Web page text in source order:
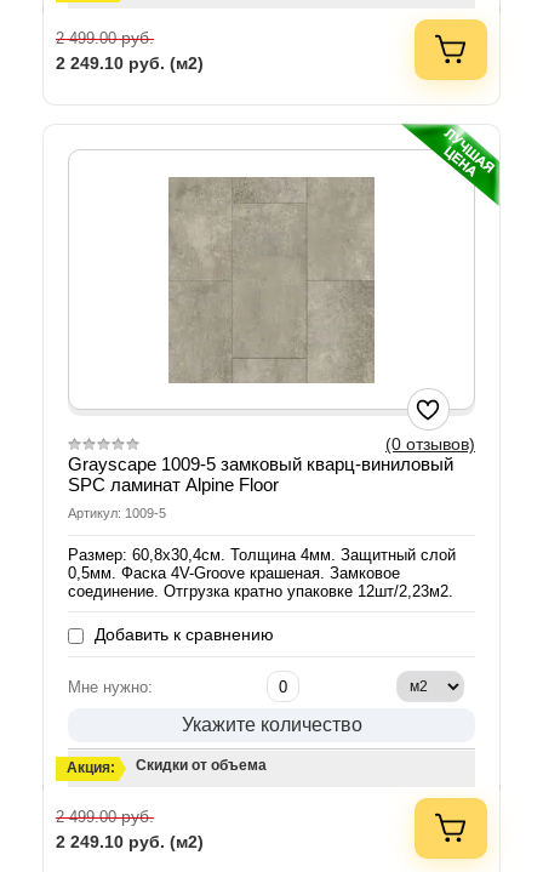
2 499.00руб.
2 249.10 руб. (м2)
(0 отзывов)
Grayscape 1009-5 замковый кварц-виниловый
SPC ламинат Alpine Floor
Артикул: 1009-5
Размер: 60,8х30,4см. Толщина 4мм. Защитный слой
0,5мм. Фаска 4V-Groove крашеная. Замковое
соединение. Отгрузка кратно упаковке 12шт/2,23м2.
Добавить к сравнению
Мне нужно:
Укажите количество
Акция: Скидки от объема
2 499.00руб.
2 249.10 руб. (м2)